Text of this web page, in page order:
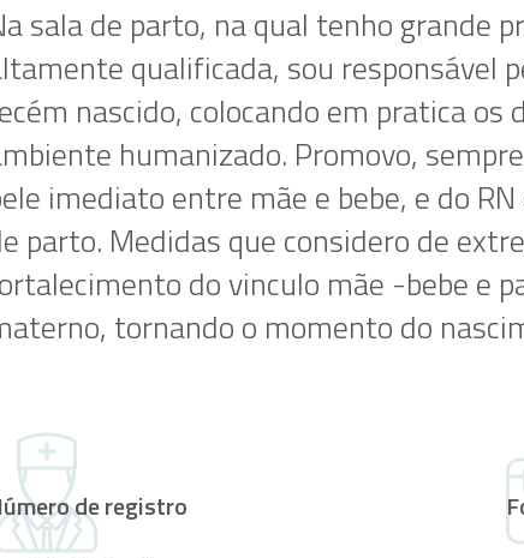
sala de parto, na qual tenho grande
qualificada, sou responsável
nascido, colocando em pratica os
humanizado. Promovo,
imediato entre mãe e bebe, e do
parto. Medidas que considero de
do vinculo mãe -bebe e
tornando o momento do
de registro